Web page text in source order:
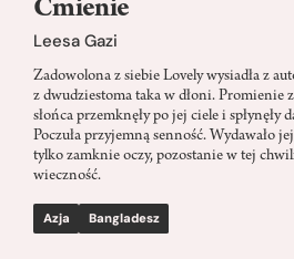
Ćmienie
Leesa Gazi
Zadowolona z siebie Lovely wysiadła z
z dwudziestoma taka w dłoni. Promienie
słońca przemknęły po jej ciele i spłynęły
Poczuła przyjemną senność. Wydawało
tylko zamknie oczy, pozostanie w tej
wieczność.
Azja Bangladesz